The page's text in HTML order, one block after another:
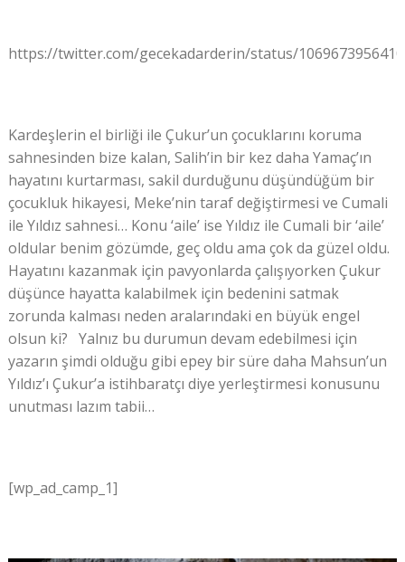
https://twitter.com/gecekadarderin/status/
Kardeşlerin el birliği ile Çukur’un çocuklarını koruma
sahnesinden bize kalan, Salih’in bir kez daha Yamaç’ın
hayatını kurtarması, sakil durduğunu düşündüğüm bir
çocukluk hikayesi, Meke’nin taraf değiştirmesi ve Cumali
ile Yıldız sahnesi… Konu ‘aile’ ise Yıldız ile Cumali bir ‘aile’
oldular benim gözümde, geç oldu ama çok da güzel oldu.
Hayatını kazanmak için pavyonlarda çalışıyorken Çukur
düşünce hayatta kalabilmek için bedenini satmak
zorunda kalması neden aralarındaki en büyük engel
olsun ki? Yalnız bu durumun devam edebilmesi için
yazarın şimdi olduğu gibi epey bir süre daha Mahsun’un
Yıldız’ı Çukur’a istihbaratçı diye yerleştirmesi konusunu
unutması lazım tabii…
[wp_ad_camp_1]